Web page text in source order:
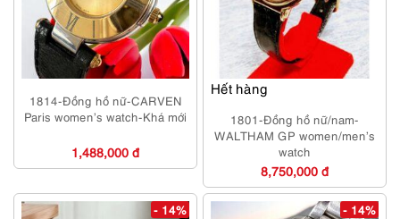
1814-Đồng hồ nữ-CARVEN
Paris women’s watch-Khá mới
1,488,000 đ
Hết hàng
1801-Đồng hồ nữ/nam-
WALTHAM GP women/men’s
watch
8,750,000 đ
- 14% - 14%